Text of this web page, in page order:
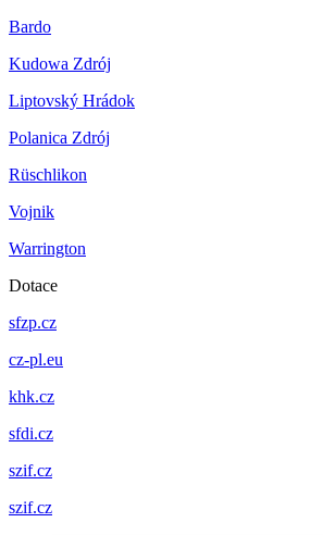
Bardo
Kudowa Zdrój
Liptovský Hrádok
Polanica Zdrój
Rüschlikon
Vojnik
Warrington
Dotace
sfzp.cz
cz-pl.eu
khk.cz
sfdi.cz
szif.cz
szif.cz